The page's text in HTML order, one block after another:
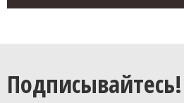
Подписывайтесь!